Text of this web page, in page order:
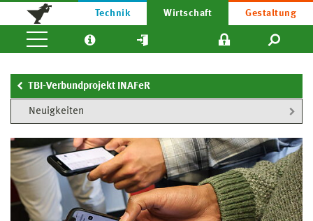
Technik Wirtschaft Gestaltung
TBI-Verbundprojekt INAFeR
Neuigkeiten